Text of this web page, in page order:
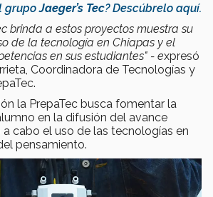
grupoJaeger’s Tec? Descúbrelo aquí.
brinda a estos proyectos muestra su
de la tecnología en Chiapas y el
en sus estudiantes" - expresó
Coordinadora de Tecnologías y
la PrepaTec busca fomentar la
en la difusión del avance
cabo el uso de las tecnologías en
pensamiento.